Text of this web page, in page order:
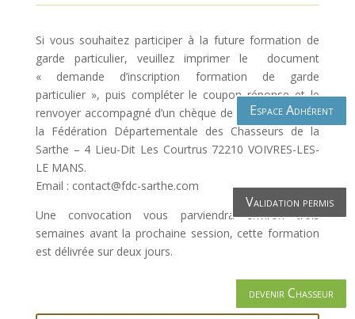
Si vous souhaitez participer à la future formation de
garde particulier, veuillez imprimer le document
« demande d’inscription formation de garde
particulier », puis compléter le coupon réponse et le
renvoyer accompagné d’un chèque de 16€ au siège de
la Fédération Départementale des Chasseurs de la
Sarthe – 4 Lieu-Dit Les Courtrus 72210 VOIVRES-LES-
LE MANS.
Email : contact@fdc-sarthe.com
Une convocation vous parviendra environ trois
semaines avant la prochaine session, cette formation
est délivrée sur deux jours.
Espace Adhérent
Validation permis
devenir Chasseur